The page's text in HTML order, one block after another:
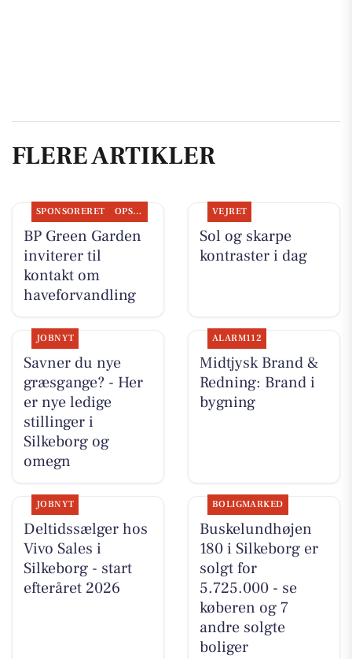
FLERE ARTIKLER
SPONSORERET OPSLAGSTAVLEN
BP Green Garden
inviterer til
kontakt om
haveforvandling
VEJRET
Sol og skarpe
kontraster i dag
JOBNYT
Savner du nye
græsgange? - Her
er nye ledige
stillinger i
Silkeborg og
omegn
ALARM112
Midtjysk Brand &
Redning: Brand i
bygning
JOBNYT
Deltidssælger hos
Vivo Sales i
Silkeborg - start
efteråret 2026
BOLIGMARKED
Buskelundhøjen
180 i Silkeborg er
solgt for
5.725.000 - se
køberen og 7
andre solgte
boliger